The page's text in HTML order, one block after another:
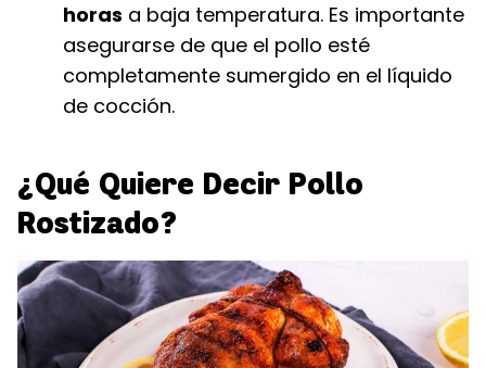
horas a baja temperatura. Es importante
asegurarse de que el pollo esté
completamente sumergido en el líquido
de cocción.
¿Qué Quiere Decir Pollo
Rostizado?